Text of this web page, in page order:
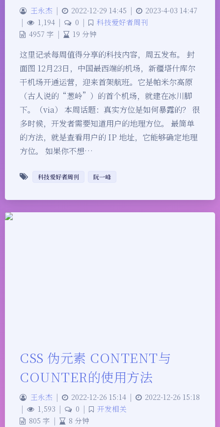
王永杰 | 2022-12-29 14:45 |
2023-4-03 14:47
|
1,194 | 0 |
科技爱好者周刊
4957 字 | 19 分钟
这里记录每周值得分享的科技内容，周五发布。 封
面图 12月23日，中国最西端的机场，新疆塔什库尔
干机场开通运营，迎来首架航班。它是帕米尔高原
（古人说的“葱岭”）的首个机场，就建在冰川脚
下。（via） 本周话题：真实方位是如何暴露的？ 很
多时候，开发者需要知道用户的地理方位。 最简单
的方法，就是查看用户的 IP 地址，它能够确定地理
方位。 如果你不想…
科技爱好者周刊 阮一峰
CSS 伪元素 CONTENT与
COUNTER的使用方法
王永杰 | 2022-12-26 15:14 |
2022-12-26 15:18
|
1,593 | 0 |
开发相关
805 字 | 8 分钟